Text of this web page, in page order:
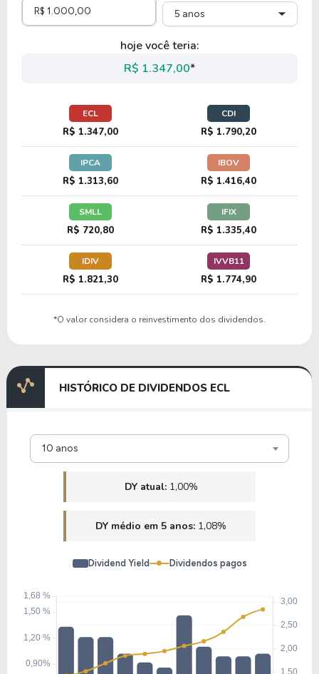
17,68 9,72%
DFH
8,79 9,10% 0,00%
5 anos
hoje você teria:
R$ 1.347,00*
ECL
R$ 1.347,00
CDI
R$ 1.790,20
IPCA
R$ 1.313,60
IBOV
R$ 1.416,40
SMLL
R$ 720,80
IFIX
R$ 1.335,40
IDIV
R$ 1.821,30
IVVB11
R$ 1.774,90
*O valor considera o reinvestimento dos dividendos.
HISTÓRICO DE DIVIDENDOS ECL
10 anos
DY atual: 1,00%
DY médio em 5 anos: 1,08%
Dividend Yield Dividendos pagos